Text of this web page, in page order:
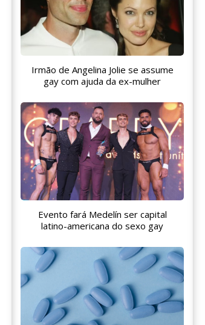
Irmão de Angelina Jolie se assume
gay com ajuda da ex-mulher
Evento fará Medelín ser capital
latino-americana do sexo gay